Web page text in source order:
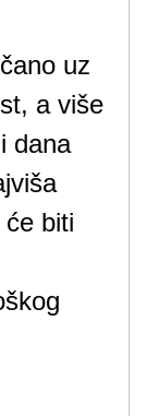
uz
a više
dana
biti